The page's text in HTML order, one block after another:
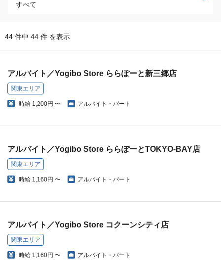
すべて
44 件中 44 件 を表示
アルバイト／Yogibo Store ららぽーと新三郷店
関東エリア
時給 1,200円 〜 アルバイト・パート
アルバイト／Yogibo Store ららぽーとTOKYO-BAY店
関東エリア
時給 1,160円 〜 アルバイト・パート
アルバイト／Yogibo Store コクーンシティ店
関東エリア
時給 1,160円 〜 アルバイト・パート